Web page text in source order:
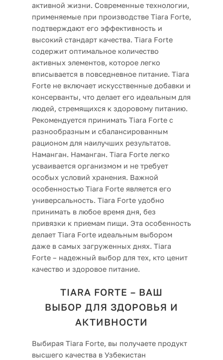
активной жизни. Современные технологии,
применяемые при производстве Tiara Forte,
подтверждают его эффективность и
высокий стандарт качества. Tiara Forte
содержит оптимальное количество
активных элементов, которое легко
вписывается в повседневное питание. Tiara
Forte не включает искусственные добавки и
консерванты, что делает его идеальным для
людей, стремящихся к здоровому питанию.
Рекомендуется принимать Tiara Forte с
разнообразным и сбалансированным
рационом для наилучших результатов.
Наманган. Наманган. Tiara Forte легко
усваивается организмом и не требует
особых условий хранения. Важной
особенностью Tiara Forte является его
универсальность. Tiara Forte удобно
принимать в любое время дня, без
привязки к приемам пищи. Эта особенность
делает Tiara Forte идеальным выбором
даже в самых загруженных днях. Tiara
Forte – надежный выбор для тех, кто ценит
качество и здоровое питание.
TIARA FORTE – ВАШ
ВЫБОР ДЛЯ ЗДОРОВЬЯ И
АКТИВНОСТИ
Выбирая Tiara Forte, вы получаете продукт
высшего качества в Узбекистан